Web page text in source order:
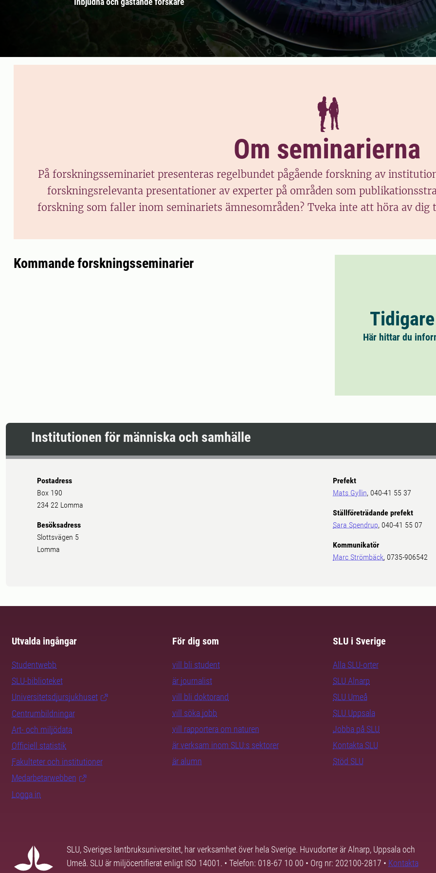
Om seminarierna
På forskningsseminariet presenteras regelbundet pågående forskning av
forskningsrelevanta presentationer av experter på områden som
forskning som faller inom seminariets ämnesområden? Tveka inte att höra av
Kommande forskningsseminarier
Här hittar du
Institutionen för människa och samhälle
Postadress
Box 190
234 22 Lomma
Besöksadress
Slottsvägen 5
Lomma
Prefekt
Mats Gyllin, 040-41 55 37
Ställföreträdande prefekt
Sara Spendrup, 040-41 55 07
Kommunikatör
Marc Strömbäck, 0735-906542
Utvalda ingångar
Studentwebb
SLU-biblioteket
Universitetsdjursjukhuset
Centrumbildningar
Art- och miljödata
Officiell statistik
Fakulteter och institutioner
Medarbetarwebben
Logga in
För dig som
vill bli student
är journalist
vill bli doktorand
vill söka jobb
vill rapportera om naturen
är verksam inom SLU:s sektorer
är alumn
SLU i Sverige
Alla SLU-orter
SLU Alnarp
SLU Umeå
SLU Uppsala
Jobba på SLU
Kontakta SLU
Stöd SLU
SLU, Sveriges lantbruksuniversitet, har verksamhet över hela Sverige. Huvudorter är Alnarp, Uppsala och
Umeå. SLU är miljöcertifierat enligt ISO 14001. • Telefon: 018-67 10 00 • Org nr: 202100-2817 • Kontakta